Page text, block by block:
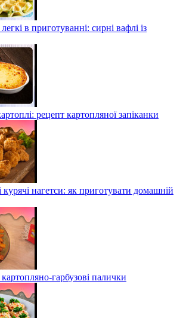
в приготуванні: сирні вафлі із
рецепт картопляної запіканки
курячі нагетси: як приготувати домашній
гарбузові палички